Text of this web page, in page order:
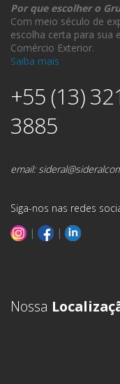
Por que escolher o
Com meio século de
escolha certa para sua
Comércio Exterior.
Saiba mais
+55 (13)
3885
email:
Siga-nos nas redes
|
|
Nossa